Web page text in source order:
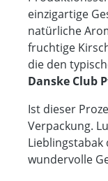
einzigartige
natürliche
fruchtige
die den
Danske Club
Ist dieser
Verpackung.
Lieblingstabak
wundervolle